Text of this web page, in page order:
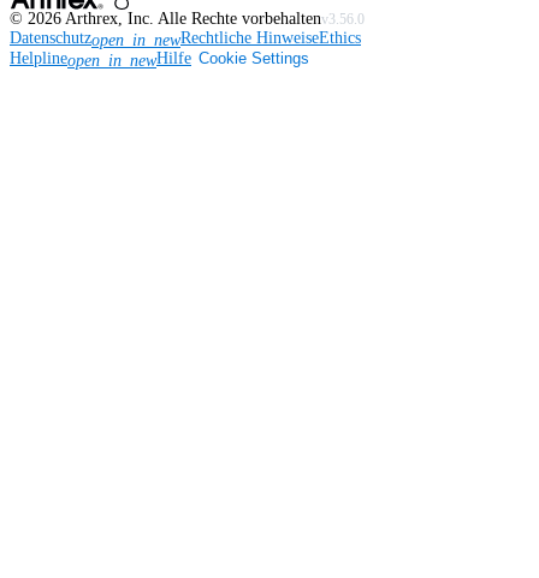
© 2026 Arthrex, Inc. Alle Rechte vorbehaltenv3.56.0
Datenschutzopen_in_newRechtliche HinweiseEthics
Helplineopen_in_newHilfe Cookie Settings